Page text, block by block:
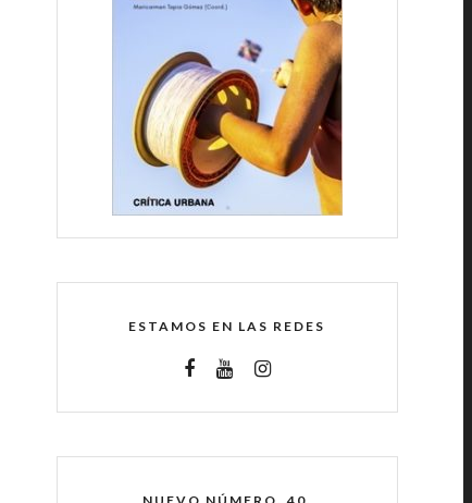
ESTAMOS EN LAS REDES